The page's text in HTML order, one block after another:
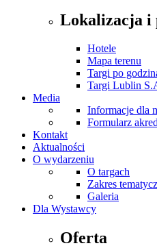
Lokalizacja i
Hotele
Mapa terenu
Targi po
Targi Lublin
Media
Informacje dla
Formularz
Kontakt
Aktualności
O wydarzeniu
O targach
Zakres
Galeria
Dla Wystawcy
Oferta